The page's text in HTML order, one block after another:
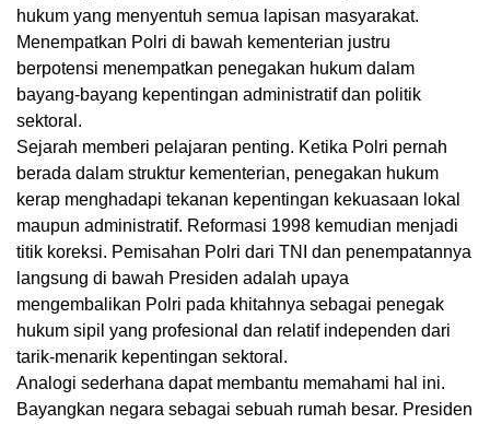
hukum yang menyentuh semua lapisan masyarakat.
Menempatkan Polri di bawah kementerian justru
berpotensi menempatkan penegakan hukum dalam
bayang-bayang kepentingan administratif dan politik
sektoral.
Sejarah memberi pelajaran penting. Ketika Polri pernah
berada dalam struktur kementerian, penegakan hukum
kerap menghadapi tekanan kepentingan kekuasaan lokal
maupun administratif. Reformasi 1998 kemudian menjadi
titik koreksi. Pemisahan Polri dari TNI dan penempatannya
langsung di bawah Presiden adalah upaya
mengembalikan Polri pada khitahnya sebagai penegak
hukum sipil yang profesional dan relatif independen dari
tarik-menarik kepentingan sektoral.
Analogi sederhana dapat membantu memahami hal ini.
Bayangkan negara sebagai sebuah rumah besar. Presiden